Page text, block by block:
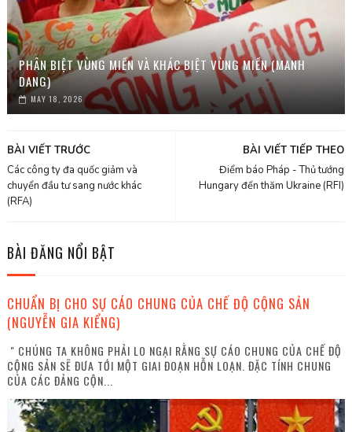
PHÂN BIỆT VÙNG MIỀN VÀ KHÁC BIỆT VÙNG MIỀN (MANH
DANG)
MAY 18, 2026
BÀI VIẾT TIẾP THEO
Điểm báo Pháp - Thủ tướng
Hungary đến thăm Ukraine (RFI)
BÀI VIẾT TRƯỚC
Các công ty đa quốc giảm và
chuyển đầu tư sang nước khác
(RFA)
BÀI ĐĂNG NỔI BẬT
CHUẨN BỊ CHO SỰ CÁO CHUNG CỦA CHẾ ĐỘ CỘNG SẢN
(NGUYỄN GIA KIỂNG)
" CHÚNG TA KHÔNG PHẢI LO NGẠI RẰNG SỰ CÁO CHUNG CỦA CHẾ ĐỘ
CỘNG SẢN SẼ ĐƯA TỚI MỘT GIAI ĐOẠN HỖN LOẠN. ĐẶC TÍNH CHUNG
CỦA CÁC ĐẢNG CỘN...